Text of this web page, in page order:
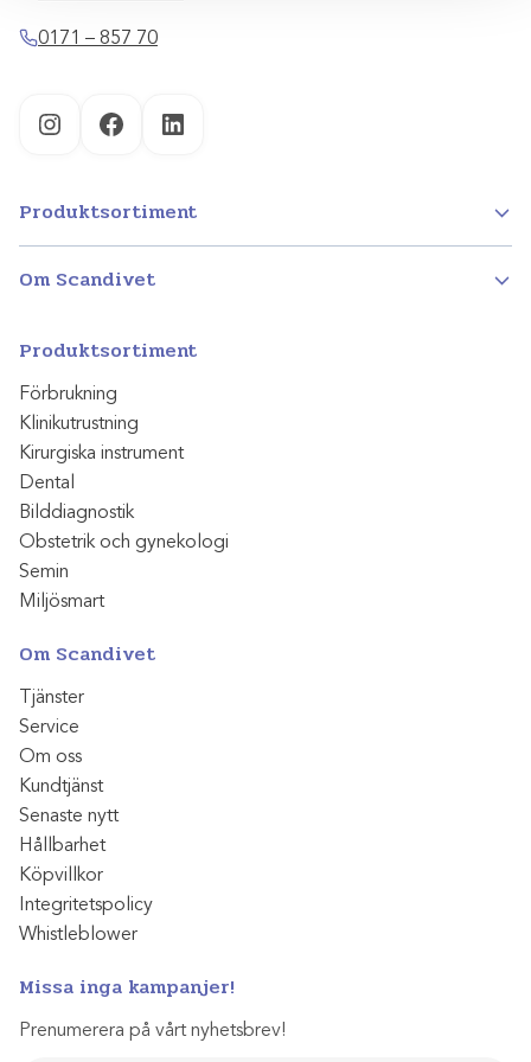
0171 – 857 70
InstagramFacebookLinkedIn
Produktsortiment
Om Scandivet
Produktsortiment
Förbrukning
Klinikutrustning
Kirurgiska instrument
Dental
Bilddiagnostik
Obstetrik och gynekologi
Semin
Miljösmart
Om Scandivet
Tjänster
Service
Om oss
Kundtjänst
Senaste nytt
Hållbarhet
Köpvillkor
Integritetspolicy
Whistleblower
Missa inga kampanjer!
Prenumerera på vårt nyhetsbrev!